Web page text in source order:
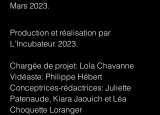
Mars 2023.
Production et réalisation par
L'Incubateur. 2023.
Chargée de projet: Lola Chavanne
Vidéaste: Philippe Hébert
Conceptrices-rédactrices: Juliette
Patenaude, Kiara Jaouich et Léa
Choquette Loranger